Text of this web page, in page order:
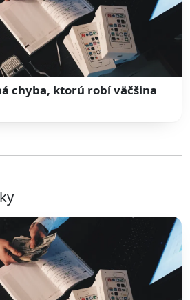
chyba, ktorú robí väčšina